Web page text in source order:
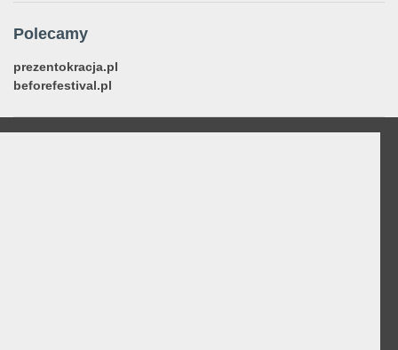
Polecamy
prezentokracja.pl
beforefestival.pl